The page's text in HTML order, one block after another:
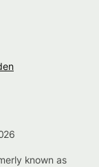
known as